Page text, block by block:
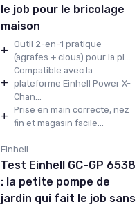
le job pour le bricolage
maison
+ Outil 2-en-1 pratique
(agrafes + clous) pour la pl...
+
Compatible avec la
plateforme Einhell Power X-
Chan...
+ Prise en main correcte, nez
fin et magasin facile...
Einhell
Test Einhell GC-GP 6538
: la petite pompe de
jardin qui fait le job sans